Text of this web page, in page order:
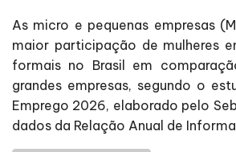
As micro e pequenas empresas
maior participação de mulheres
formais no Brasil em
grandes empresas, segundo o
Emprego 2026, elaborado pelo
dados da Relação Anual de